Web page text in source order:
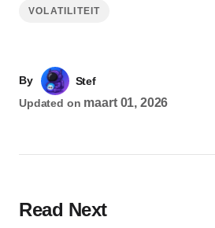
VOLATILITEIT
By
Stef
Updated on maart 01, 2026
Read Next